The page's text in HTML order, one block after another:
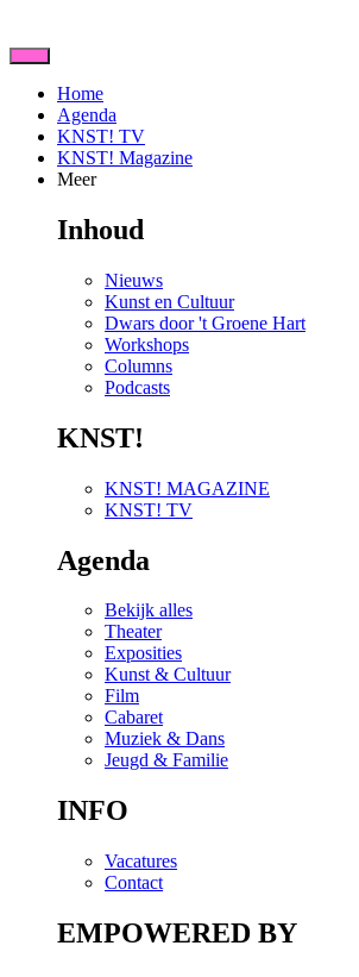
Home
Agenda
KNST! TV
KNST! Magazine
Meer
Inhoud
Nieuws
Kunst en Cultuur
Dwars door 't Groene Hart
Workshops
Columns
Podcasts
KNST!
KNST! MAGAZINE
KNST! TV
Agenda
Bekijk alles
Theater
Exposities
Kunst & Cultuur
Film
Cabaret
Muziek & Dans
Jeugd & Familie
INFO
Vacatures
Contact
EMPOWERED BY